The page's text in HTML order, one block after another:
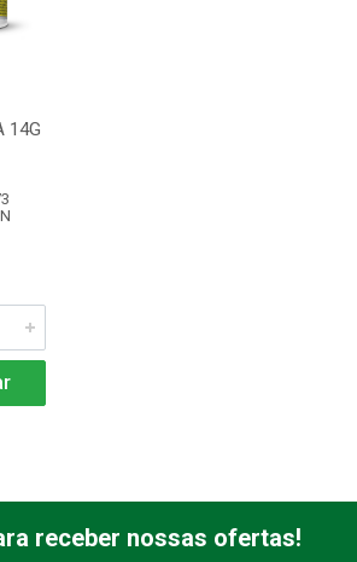
14G
receber nossas ofertas!